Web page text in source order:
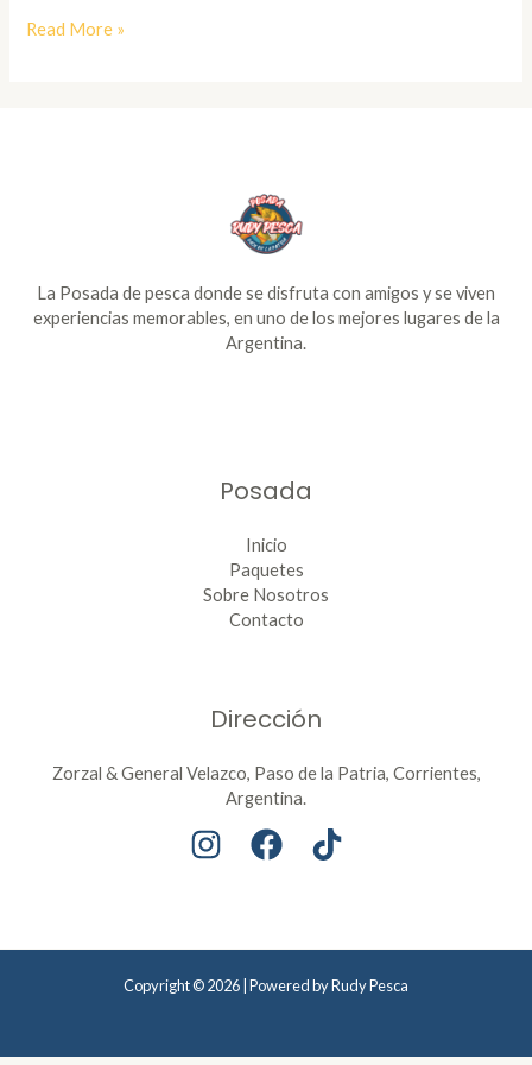
Read More »
La Posada de pesca donde se disfruta con amigos y se viven
experiencias memorables, en uno de los mejores lugares de la
Argentina.
Posada
Inicio
Paquetes
Sobre Nosotros
Contacto
Dirección
Zorzal & General Velazco, Paso de la Patria, Corrientes,
Argentina.
Copyright © 2026 | Powered by Rudy Pesca